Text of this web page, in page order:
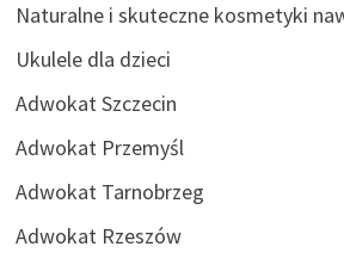
Naturalne i skuteczne kosmetyki
Ukulele dla dzieci
Adwokat Szczecin
Adwokat Przemyśl
Adwokat Tarnobrzeg
Adwokat Rzeszów